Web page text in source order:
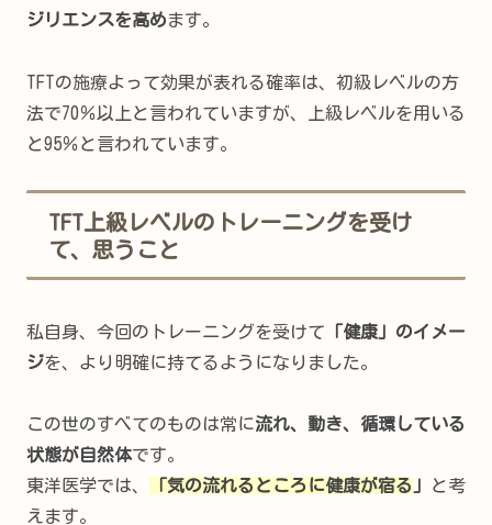
ジリエンスを高めます。
TFTの施療よって効果が表れる確率は、初級レベルの方
法で70％以上と言われていますが、上級レベルを用いる
と95％と言われています。
TFT上級レベルのトレーニングを受け
て、思うこと
私自身、今回のトレーニングを受けて 「健康」のイメー
ジを、より明確に持てるようになりました。
この世のすべてのものは常に流れ、動き、循環している
状態が自然体です。
東洋医学では、
「気の流れるところに健康が宿る
と考
えます。